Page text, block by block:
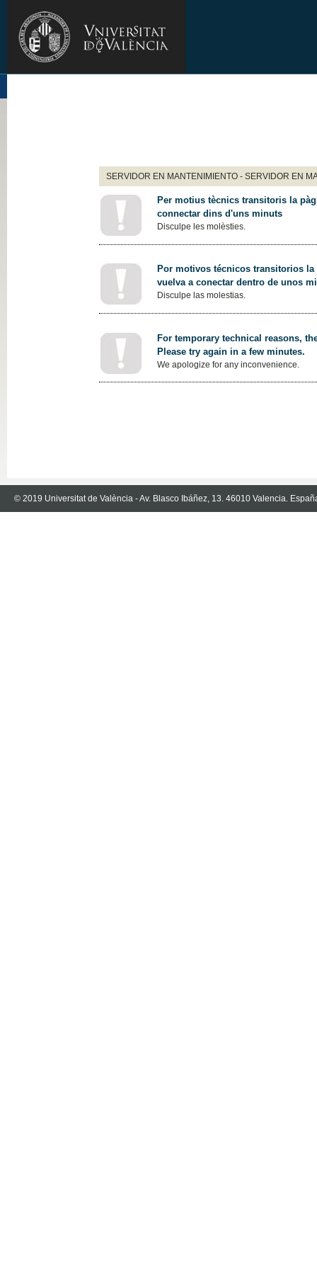
SERVIDOR EN MANTENIMIENTO - SERVIDOR EN
Per motius tècnics transitoris la
connectar dins d'uns minuts
Disculpe les molèsties.
Por motivos técnicos transitorios
vuelva a conectar dentro de unos
Disculpe las molestias.
For temporary technical reasons,
Please try again in a few minutes.
We apologize for any inconvenience.
© 2019 Universitat de València - Av. Blasco Ibáñez, 13. 46010 Valencia.